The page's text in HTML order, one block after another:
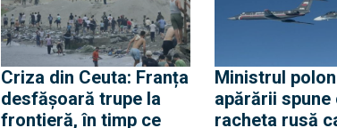
glumește cu propria-i
apărare
cinci zile
Criza din Ceuta: Franța
desfășoară trupe la
frontieră, în timp ce
Ministrul
apărării spune
racheta rusă